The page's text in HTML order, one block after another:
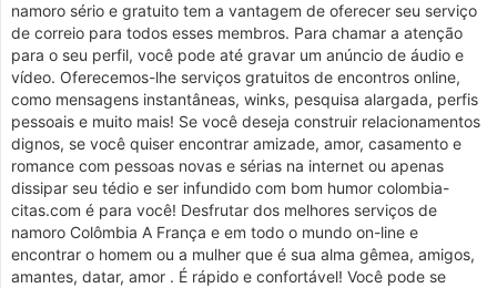
namoro sério e gratuito tem a vantagem de oferecer seu serviço
de correio para todos esses membros. Para chamar a atenção
para o seu perfil, você pode até gravar um anúncio de áudio e
vídeo. Oferecemos-lhe serviços gratuitos de encontros online,
como mensagens instantâneas, winks, pesquisa alargada, perfis
pessoais e muito mais! Se você deseja construir relacionamentos
dignos, se você quiser encontrar amizade, amor, casamento e
romance com pessoas novas e sérias na internet ou apenas
dissipar seu tédio e ser infundido com bom humor colombia-
citas.com é para você! Desfrutar dos melhores serviços de
namoro Colômbia A França e em todo o mundo on-line e
encontrar o homem ou a mulher que é sua alma gêmea, amigos,
amantes, datar, amor . É rápido e confortável! Você pode se